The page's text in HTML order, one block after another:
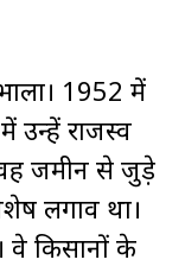
1952 में
उन्हें राजस्व
वह जमीन से जुड़े
लगाव था।
वे किसानों के